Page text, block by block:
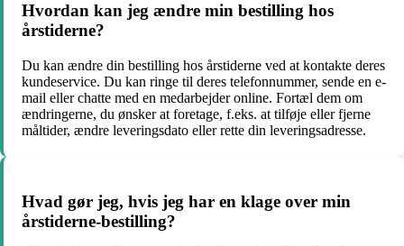
Hvordan kan jeg ændre min bestilling hos
årstiderne?
Du kan ændre din bestilling hos årstiderne ved at kontakte deres
kundeservice. Du kan ringe til deres telefonnummer, sende en e-
mail eller chatte med en medarbejder online. Fortæl dem om
ændringerne, du ønsker at foretage, f.eks. at tilføje eller fjerne
måltider, ændre leveringsdato eller rette din leveringsadresse.
Hvad gør jeg, hvis jeg har en klage over min
årstiderne-bestilling?